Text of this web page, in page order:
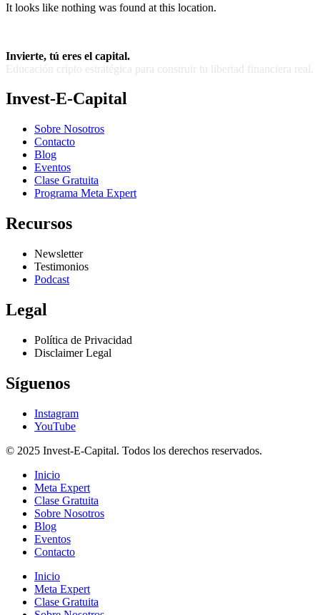
It looks like nothing was found at this location.
Invierte, tú eres el capital.
Educación cripto estratégica para construir tu libertad financiera real.
Invest-E-Capital
Sobre Nosotros
Contacto
Blog
Eventos
Clase Gratuita
Programa Meta Expert
Recursos
Newsletter
Testimonios
Podcast
Legal
Política de Privacidad
Disclaimer Legal
Síguenos
Instagram
YouTube
© 2025 Invest-E-Capital. Todos los derechos reservados.
Inicio
Meta Expert
Clase Gratuita
Sobre Nosotros
Blog
Eventos
Contacto
Inicio
Meta Expert
Clase Gratuita